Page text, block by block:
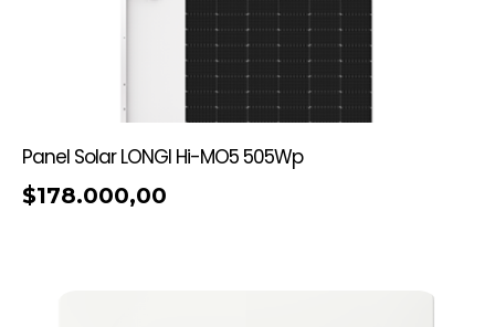
Panel Solar LONGI Hi-MO5 505Wp
$178.000,00